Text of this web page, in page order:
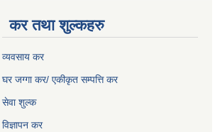
कर तथा शुल्कहरु
व्यवसाय कर
घर जग्गा कर/ एकीकृत सम्पत्ति कर
सेवा शुल्क
विज्ञापन कर